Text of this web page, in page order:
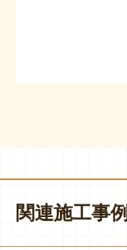
関連施工事例